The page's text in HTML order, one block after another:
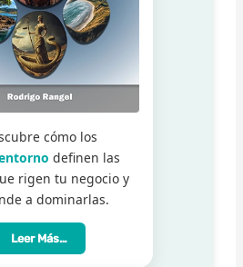
cómo los
definen las
rigen tu negocio y
a dominarlas.
Leer Más…